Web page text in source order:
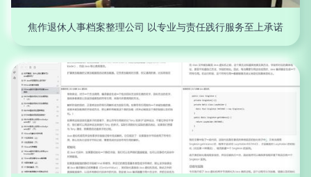
焦作退休人事档案整理公司 以专业与责任践行服务至上承诺